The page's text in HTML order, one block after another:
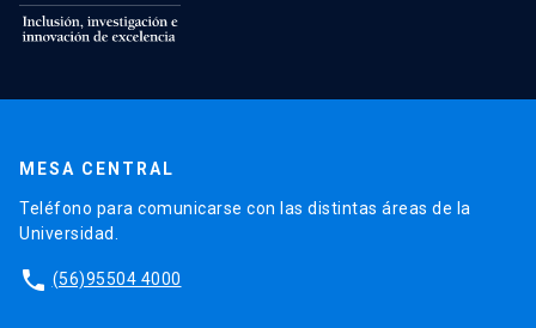
MESA CENTRAL
Teléfono para comunicarse con las distintas áreas de la
Universidad.
phone (56)95504 4000